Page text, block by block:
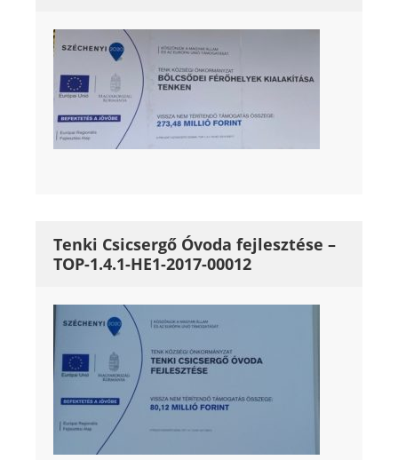
Tenki Csicsergő Óvoda fejlesztése –
TOP-1.4.1-HE1-2017-00012